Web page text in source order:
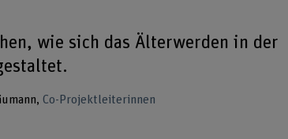
wie sich das Älterwerden in der
Co-Projektleiterinnen